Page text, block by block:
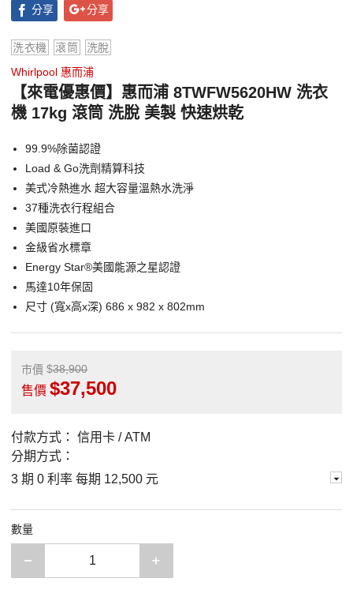
分享 分享
洗衣機 滾筒
洗脫
Whirlpool 惠而浦
【來電優惠價】惠而浦 8TWFW5620HW 洗衣
機 17kg 滾筒 洗脫 美製 快速烘乾
99.9%除菌認證
Load & Go洗劑精算科技
美式冷熱進水 超大容量溫熱水洗淨
37種洗衣行程組合
美國原裝進口
金級省水標章
Energy Star®美國能源之星認證
馬達10年保固
尺寸 (寬x高x深) 686 x 982 x 802mm
市價 38,900
售價 37,500
付款方式：
信用卡 / ATM
分期方式：
3 期 0 利率 每期 12,500 元
數量
減少一項